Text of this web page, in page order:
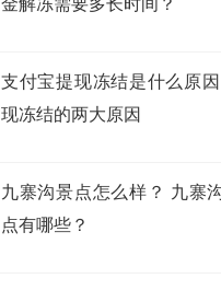
金解冻需要多长时间？
支付宝提现冻结是什么原
现冻结的两大原因
九寨沟景点怎么样？ 九寨
点有哪些？